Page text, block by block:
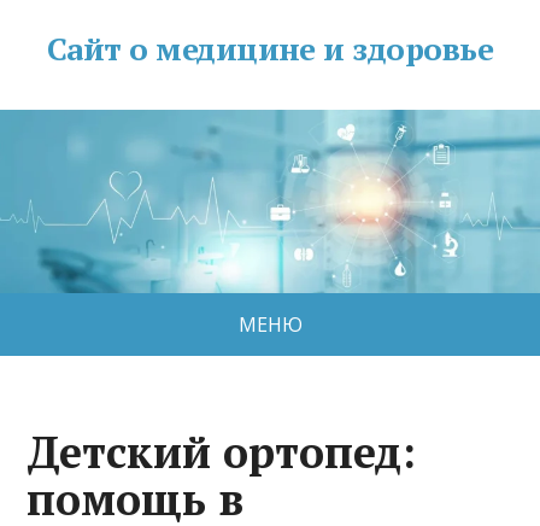
Сайт о медицине и здоровье
МЕНЮ
Детский ортопед:
помощь в